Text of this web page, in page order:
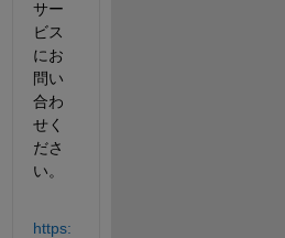
サー
ビス
にお
問い
合わ
せく
ださ
い。
https: